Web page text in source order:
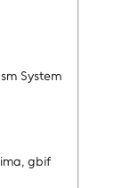
System
gbif